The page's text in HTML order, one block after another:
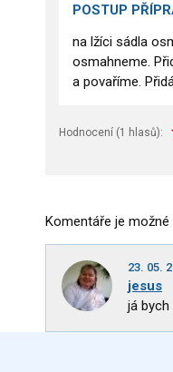
POSTUP
na lžíci sádla
osmahneme.
a povaříme.
Hodnocení (1 hlasů):
Komentáře je možné
23. 05.
jesus
já